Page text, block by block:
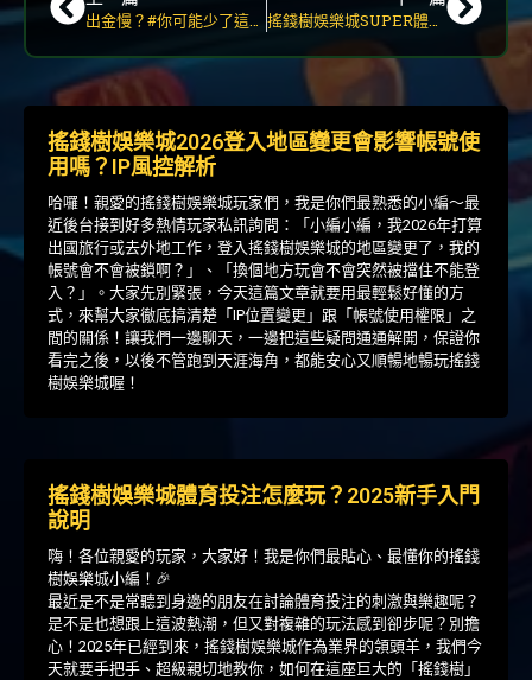
出金慢？#你可能少了這個步驟 | 2025年搖錢樹娛樂城快速到帳驗證大全 搖錢樹娛樂城SUPER體育2025攻略｜盤口多樣性與熱門賽事深度分析
搖錢樹娛樂城2026登入地區變更會影響帳號使
用嗎？IP風控解析
哈囉！親愛的搖錢樹娛樂城玩家們，我是你們最熟悉的小編～最
近後台接到好多熱情玩家私訊詢問：「小編小編，我2026年打算
出國旅行或去外地工作，登入搖錢樹娛樂城的地區變更了，我的
帳號會不會被鎖啊？」、「換個地方玩會不會突然被擋住不能登
入？」。大家先別緊張，今天這篇文章就要用最輕鬆好懂的方
式，來幫大家徹底搞清楚「IP位置變更」跟「帳號使用權限」之
間的關係！讓我們一邊聊天，一邊把這些疑問通通解開，保證你
看完之後，以後不管跑到天涯海角，都能安心又順暢地暢玩搖錢
樹娛樂城喔！
搖錢樹娛樂城體育投注怎麼玩？2025新手入門
說明
嗨！各位親愛的玩家，大家好！我是你們最貼心、最懂你的搖錢
樹娛樂城小編！🎉
最近是不是常聽到身邊的朋友在討論體育投注的刺激與樂趣呢？
是不是也想跟上這波熱潮，但又對複雜的玩法感到卻步呢？別擔
心！2025年已經到來，搖錢樹娛樂城作為業界的領頭羊，我們今
天就要手把手、超級親切地教你，如何在這座巨大的「搖錢樹」